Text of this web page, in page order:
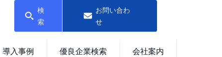
検
索
お問い合わ
せ
導入事例 優良企業検索 会社案内